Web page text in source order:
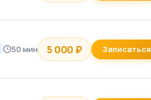
50 мин 5 000 ₽ Записаться